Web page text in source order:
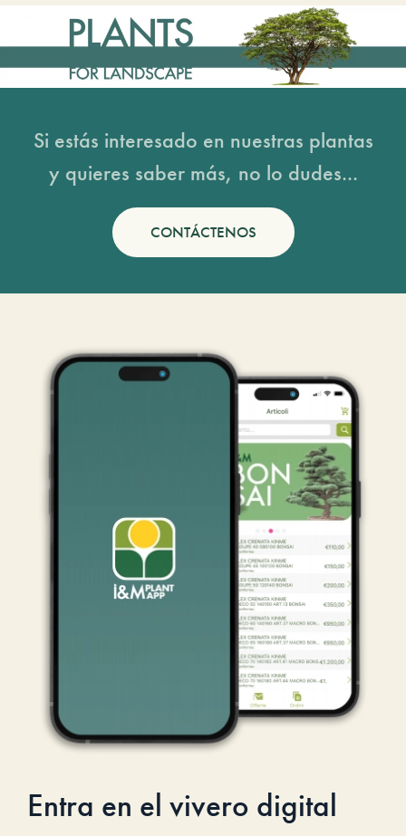
Si estás interesado en nuestras plantas
y quieres saber más, no lo dudes...
CONTÁCTENOS
Entra en el vivero digital